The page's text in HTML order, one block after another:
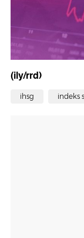
(ily/rrd)
ihsg indeks